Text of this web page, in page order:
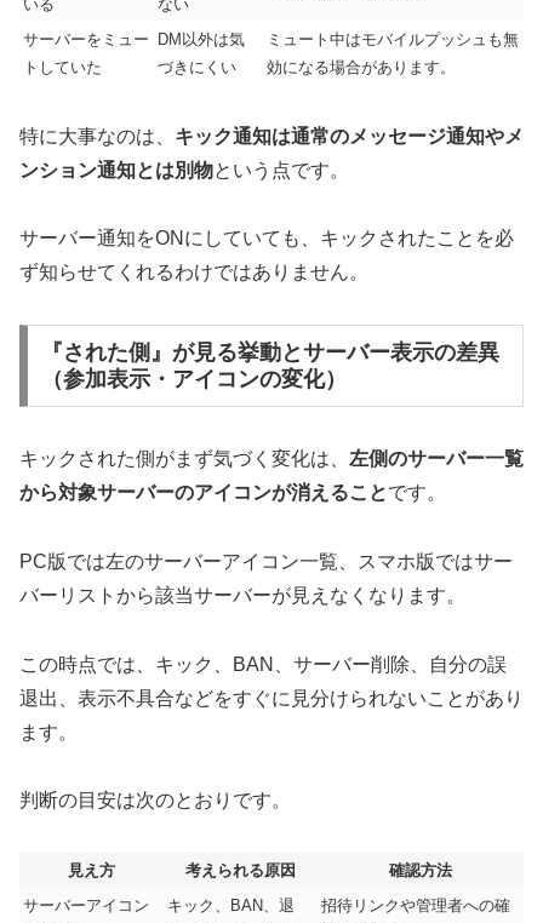
いる
ない
サーバーをミュー
トしていた
DM以外は気
づきにくい
ミュート中はモバイルプッシュも無
効になる場合があります。
特に大事なのは、 キック通知は通常のメッセージ通知やメ
ンション通知とは別物という点です。
サーバー通知をONにしていても、キックされたことを必
ず知らせてくれるわけではありません。
『された側』が見る挙動とサーバー表示の差異
（参加表示・アイコンの変化）
キックされた側がまず気づく変化は、 左側のサーバー一覧
から対象サーバーのアイコンが消えることです。
PC版では左のサーバーアイコン一覧、スマホ版ではサー
バーリストから該当サーバーが見えなくなります。
この時点では、キック、BAN、サーバー削除、自分の誤
退出、表示不具合などをすぐに見分けられないことがあり
ます。
判断の目安は次のとおりです。
見え方 考えられる原因
確認方法
サーバーアイコン
キック、BAN、退
招待リンクや管理者への確